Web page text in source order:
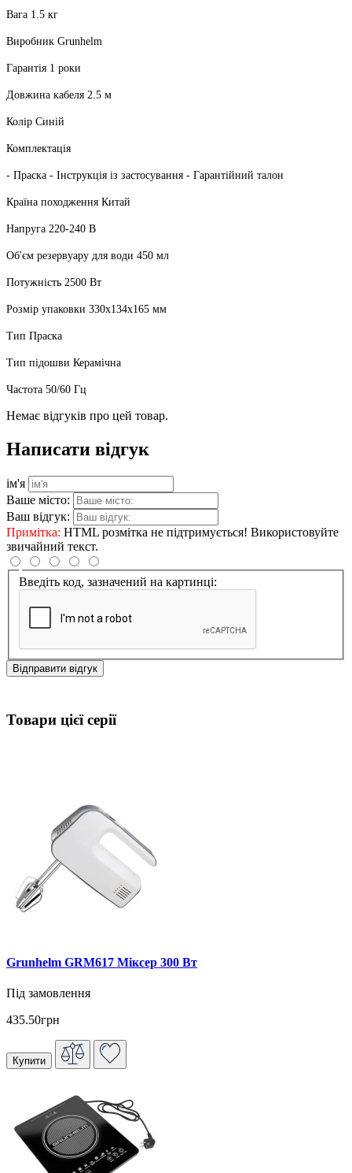
Вага 1.5 кг
Виробник Grunhelm
Гарантія 1 роки
Довжина кабеля 2.5 м
Колір Синій
Комплектація
- Праска - Інструкція із застосування - Гарантійний талон
Країна походження Китай
Напруга 220-240 В
Об'єм резервуару для води 450 мл
Потужність 2500 Вт
Розмір упаковки 330х134х165 мм
Тип Праска
Тип підошви Керамічна
Частота 50/60 Гц
Немає відгуків про цей товар.
Написати відгук
ім'я
Ваше місто:
Ваш відгук:
Примітка: HTML розмітка не підтримується! Використовуйте
звичайний текст.
Введіть код, зазначений на картинці:
Відправити відгук
Товари цієї серії
Grunhelm GRM617 Міксер 300 Вт
Під замовлення
435.50грн
Купити